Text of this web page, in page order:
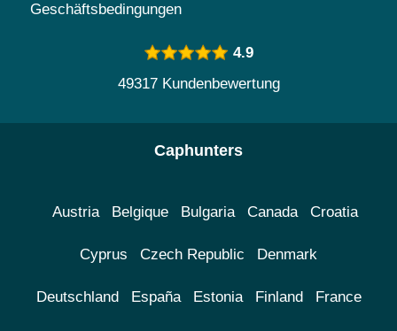
Geschäftsbedingungen
4.9
49317 Kundenbewertung
Caphunters
Austria Belgique Bulgaria Canada Croatia
Cyprus Czech Republic Denmark
Deutschland España Estonia Finland France